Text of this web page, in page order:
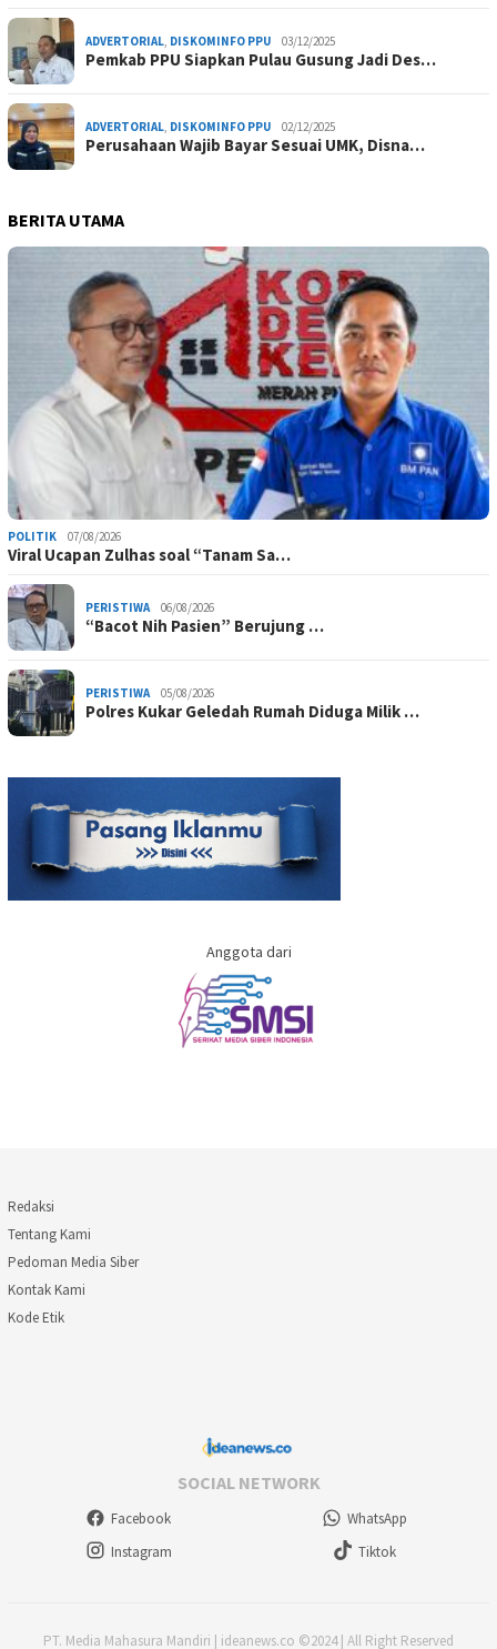
ADVERTORIAL DISKOMINFO PPU 03/12/2025
Pemkab PPU Siapkan Pulau Gusung Jadi Des…
ADVERTORIAL DISKOMINFO PPU 02/12/2025
Perusahaan Wajib Bayar Sesuai UMK, Disna…
BERITA UTAMA
POLITIK 07/08/2026
Viral Ucapan Zulhas soal “Tanam Sa…
PERISTIWA 06/08/2026
“Bacot Nih Pasien” Berujung …
PERISTIWA 05/08/2026
Polres Kukar Geledah Rumah Diduga Milik …
Anggota dari
Redaksi
Tentang Kami
Pedoman Media Siber
Kontak Kami
Kode Etik
SOCIAL NETWORK
Facebook
WhatsApp
Instagram
Tiktok
PT. Media Mahasura Mandiri | ideanews.co ©2024 | All Right Reserved